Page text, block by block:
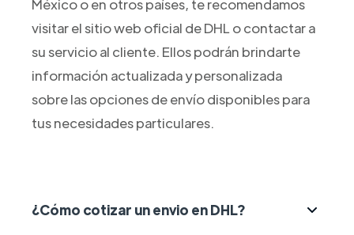
México o en otros países, te recomendamos
visitar el sitio web oficial de DHL o contactar a
su servicio al cliente. Ellos podrán brindarte
información actualizada y personalizada
sobre las opciones de envío disponibles para
tus necesidades particulares.
¿Cómo cotizar un envio en DHL?